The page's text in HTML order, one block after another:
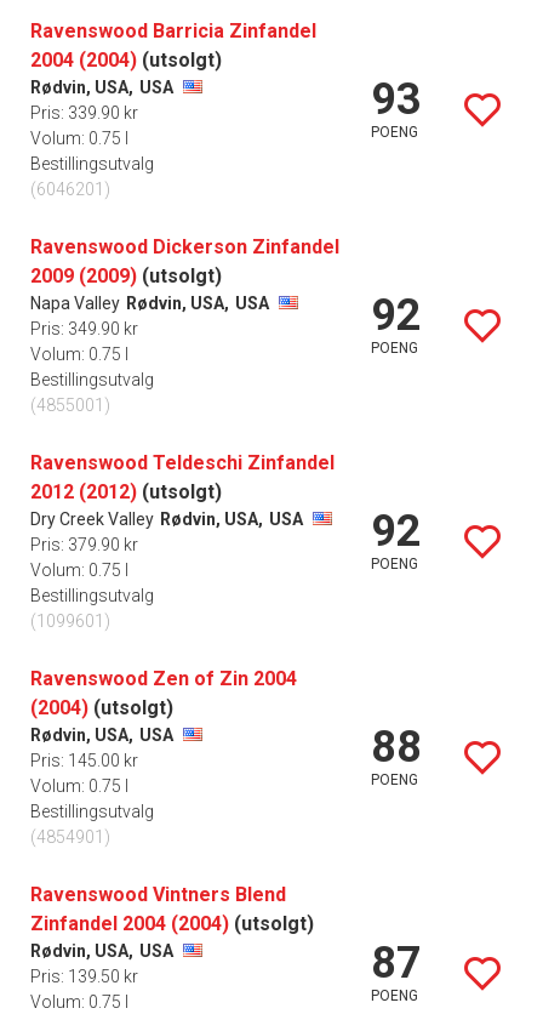
Ravenswood Barricia Zinfandel
2004 (2004) (utsolgt)
Rødvin, USA, USA
Pris: 339.90 kr
Volum: 0.75 l
Bestillingsutvalg
(6046201)
93
POENG
Ravenswood Dickerson Zinfandel
2009 (2009) (utsolgt)
Napa Valley Rødvin, USA, USA
Pris: 349.90 kr
Volum: 0.75 l
Bestillingsutvalg
(4855001)
92
POENG
Ravenswood Teldeschi Zinfandel
2012 (2012) (utsolgt)
Dry Creek Valley Rødvin, USA, USA
Pris: 379.90 kr
Volum: 0.75 l
Bestillingsutvalg
(1099601)
92
POENG
Ravenswood Zen of Zin 2004
(2004) (utsolgt)
Rødvin, USA, USA
Pris: 145.00 kr
Volum: 0.75 l
Bestillingsutvalg
(4854901)
88
POENG
Ravenswood Vintners Blend
Zinfandel 2004 (2004) (utsolgt)
Rødvin, USA, USA
Pris: 139.50 kr
Volum: 0.75 l
87
POENG